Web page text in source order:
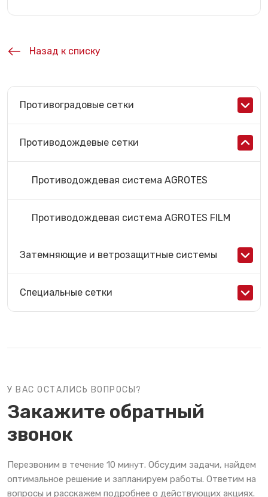
Назад к списку
Противоградовые сетки
Противодождевые сетки
Противодождевая система AGROTES
Противодождевая система AGROTES FILM
Затемняющие и ветрозащитные системы
Специальные сетки
У ВАС ОСТАЛИСЬ ВОПРОСЫ?
Закажите обратный
звонок
Перезвоним в течение 10 минут. Обсудим задачи, найдем
оптимальное решение и запланируем работы. Ответим на
вопросы и расскажем подробнее о действующих акциях.